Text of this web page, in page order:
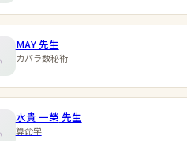
MAY先生
カバラ数秘術
水貴 一榮 先生
算命学